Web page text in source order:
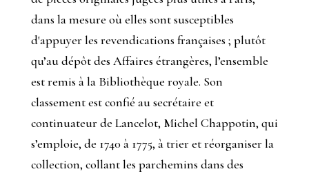
dans la mesure où elles sont susceptibles
d'appuyer les revendications françaises ; plutôt
qu’au dépôt des Affaires étrangères, l’ensemble
est remis à la Bibliothèque royale. Son
classement est confié au secrétaire et
continuateur de Lancelot, Michel Chappotin, qui
s’emploie, de 1740 à 1775, à trier et réorganiser la
collection, collant les parchemins dans des